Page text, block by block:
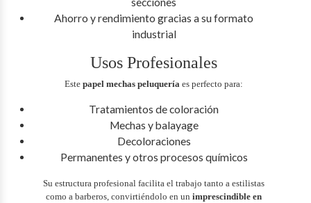
Ahorro y rendimiento gracias a su formato
industrial
Usos Profesionales
Estepapel mechas peluquería es perfecto para:
Tratamientos de coloración
Mechas y balayage
Decoloraciones
Permanentes y otros procesos químicos
Su estructura profesional facilita el trabajo tanto a estilistas
como a barberos, convirtiéndolo en unimprescindible en